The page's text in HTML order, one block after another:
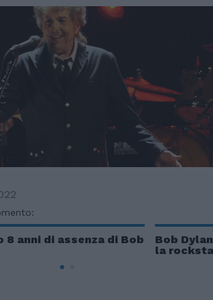
anni di assenza di Bob
Bob
la